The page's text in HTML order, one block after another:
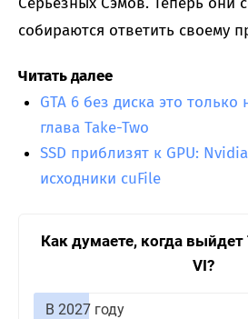
собираются ответить своему
Читать далее
GTA 6 без диска это только
глава Take-Two
SSD приблизят к GPU:
исходники cuFile
Как думаете, когда
VI?
В 2027 году